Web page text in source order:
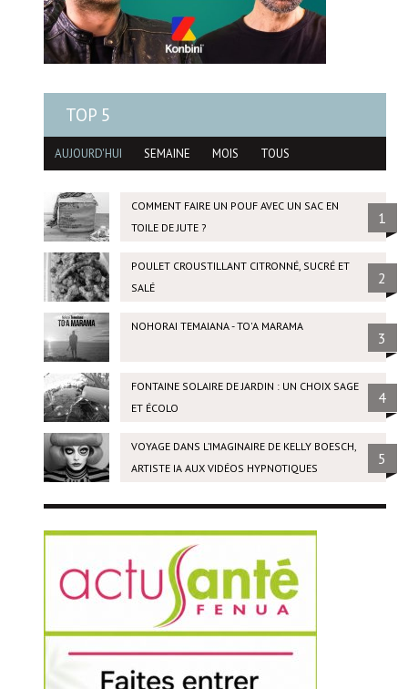
TOP 5
AUJOURD'HUI SEMAINE MOIS TOUS
COMMENT FAIRE UN POUF AVEC UN SAC EN
TOILE DE JUTE ?
1
POULET CROUSTILLANT CITRONNÉ, SUCRÉ ET
SALÉ
2
NOHORAI TEMAIANA - TO'A MARAMA
3
FONTAINE SOLAIRE DE JARDIN : UN CHOIX SAGE
ET ÉCOLO
4
VOYAGE DANS L’IMAGINAIRE DE KELLY BOESCH,
ARTISTE IA AUX VIDÉOS HYPNOTIQUES
5